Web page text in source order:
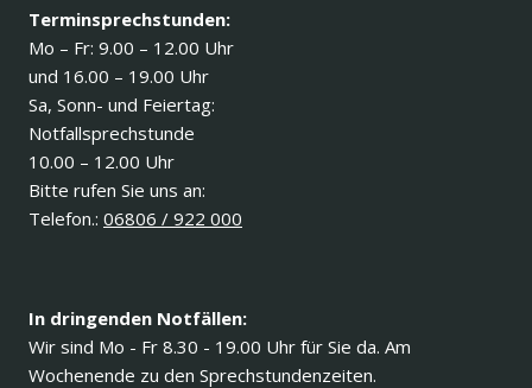
Terminsprechstunden:
Mo – Fr: 9.00 – 12.00 Uhr
und 16.00 – 19.00 Uhr
Sa, Sonn- und Feiertag:
Notfallsprechstunde
10.00 – 12.00 Uhr
Bitte rufen Sie uns an:
Telefon.: 06806 / 922 000
In dringenden Notfällen:
Wir sind Mo - Fr 8.30 - 19.00 Uhr für Sie da. Am
Wochenende zu den Sprechstundenzeiten.